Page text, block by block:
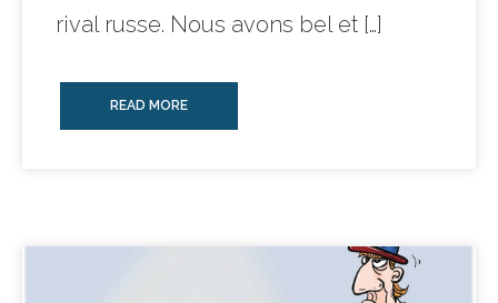
rival russe. Nous avons bel et […]
READ MORE